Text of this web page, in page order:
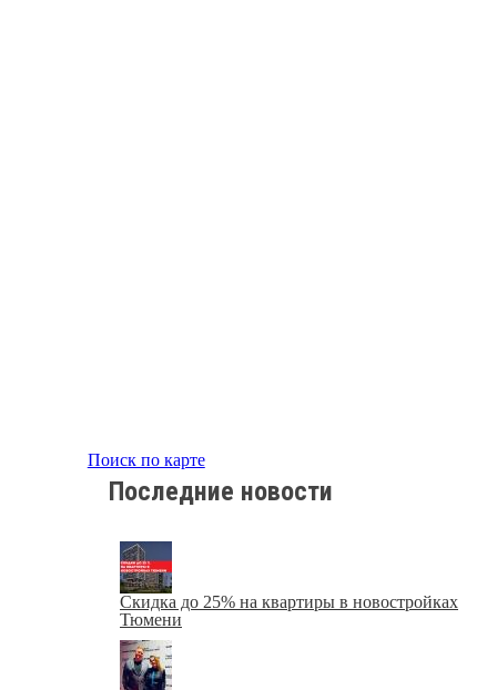
Поиск по карте
Последние новости
Скидка до 25% на квартиры в новостройках
Тюмени